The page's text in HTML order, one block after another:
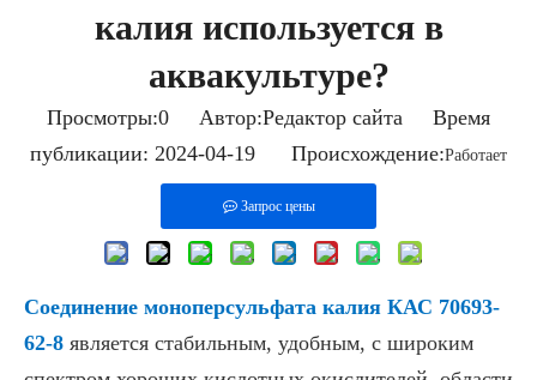
калия используется в
аквакультуре?
Просмотры:0 Автор:Pедактор сайта Время
публикации: 2024-04-19 Происхождение:Работает
Запрос цены
Соединение моноперсульфата калия КАС 70693-
62-8 является стабильным, удобным, с широким